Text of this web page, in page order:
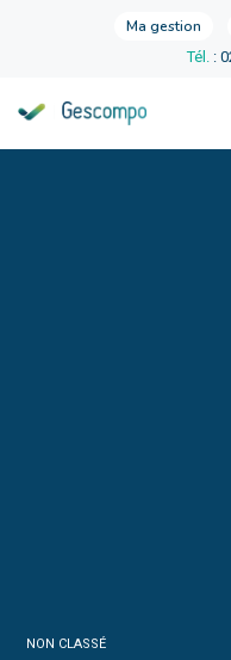
Ma gestion
Tél. :
NON CLASSÉ